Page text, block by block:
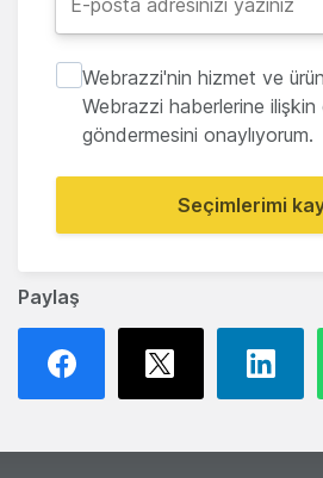
Paylaş
Webrazzi'nin hizmet ve
Webrazzi haberlerine
göndermesini onaylıyorum.
Seçimlerimi